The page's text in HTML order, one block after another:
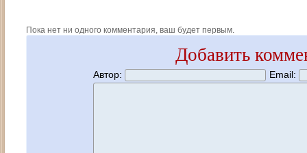
Пока нет ни одного комментария, ваш будет первым.
Добавить
Автор: Email: